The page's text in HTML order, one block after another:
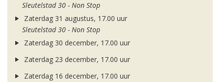
Sleutelstad 30 - Non Stop
Zaterdag 31 augustus, 17.00 uur
Sleutelstad 30 - Non Stop
Zaterdag 30 december, 17.00 uur
Zaterdag 23 december, 17.00 uur
Zaterdag 16 december, 17.00 uur